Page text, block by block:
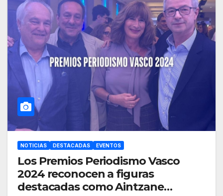
NOTICIAS DESTACADAS EVENTOS
Los Premios Periodismo Vasco
2024 reconocen a figuras
destacadas como Aintzane